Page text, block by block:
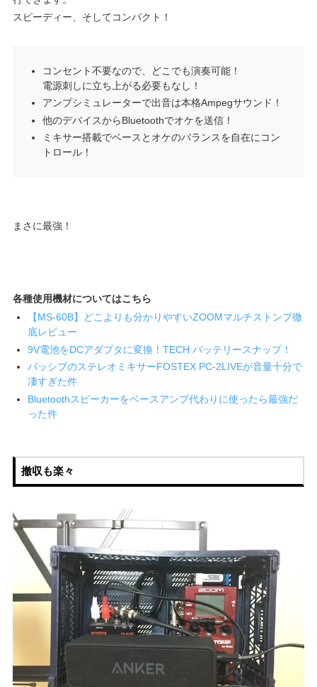
スピーディー、そしてコンパクト！
コンセント不要なので、どこでも演奏可能！
電源刺しに立ち上がる必要もなし！
アンプシミュレーターで出音は本格Ampegサウンド！
他のデバイスからBluetoothでオケを送信！
ミキサー搭載でベースとオケのバランスを自在にコン
トロール！
まさに最強！
各種使用機材についてはこちら
【MS-60B】どこよりも分かりやすいZOOMマルチストンプ徹
底レビュー
9V電池をDCアダプタに変換！TECH バッテリースナップ！
パッシブのステレオミキサーFOSTEX PC-2LIVEが音量十分で
凄すぎた件
Bluetoothスピーカーをベースアンプ代わりに使ったら最強だ
った件
撤収も楽々